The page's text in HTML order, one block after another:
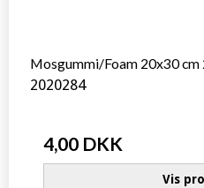
Mosgummi/Foam 20x30 cm
2020284
4,00 DKK
Vis